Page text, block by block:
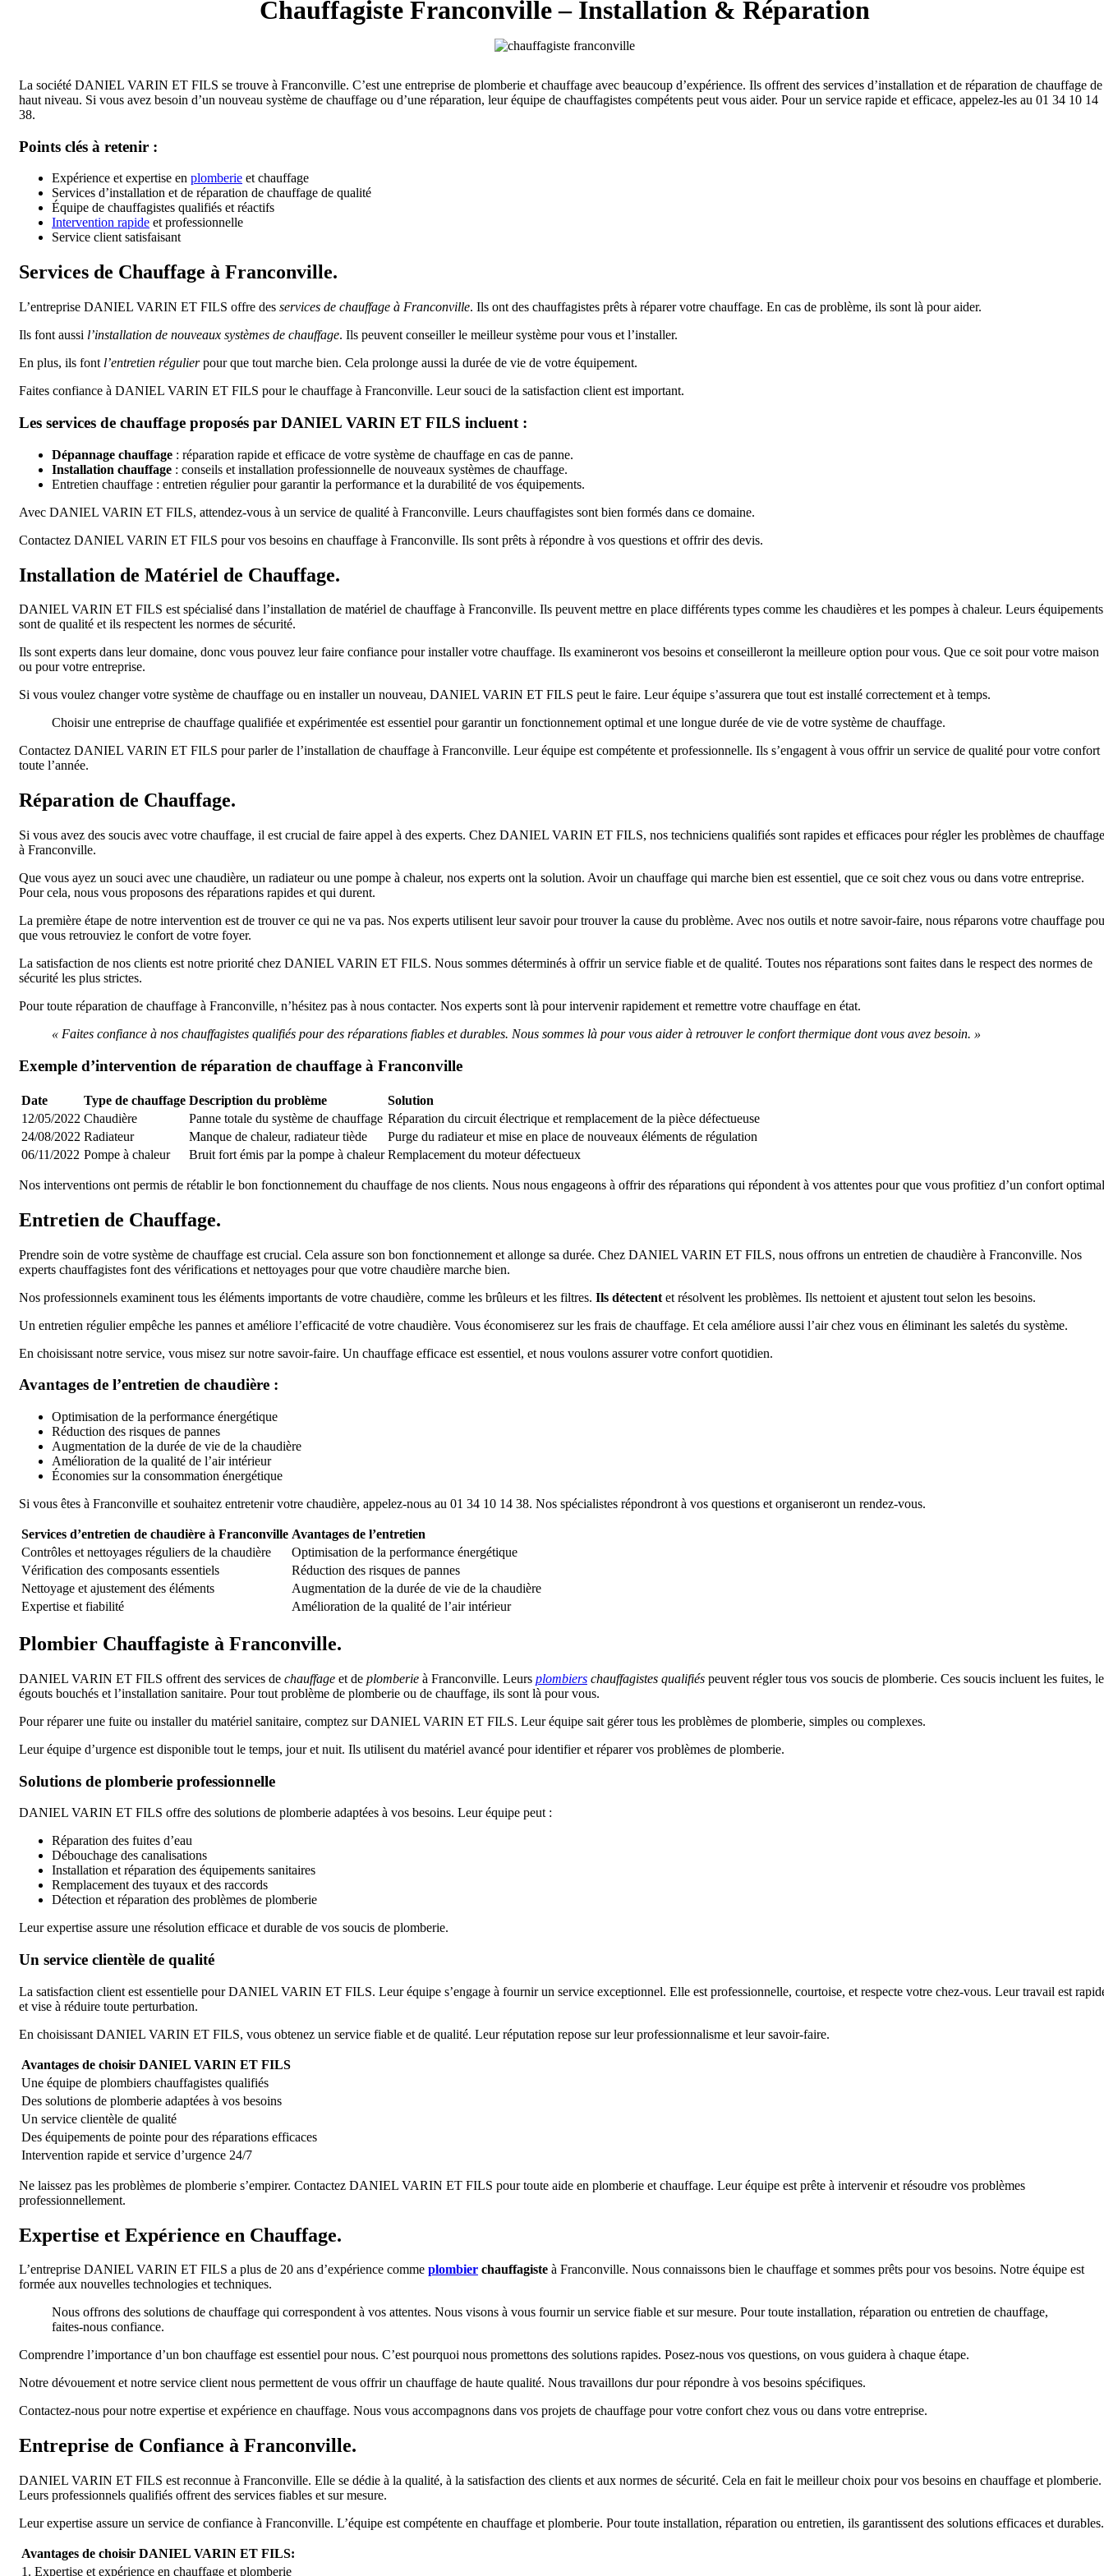
Chauffagiste Franconville – Installation & Réparation
La société DANIEL VARIN ET FILS se trouve à Franconville. C’est une entreprise de plomberie et chauffage avec beaucoup d’expérience. Ils offrent des services d’installation et de réparation de chauffage de
haut niveau. Si vous avez besoin d’un nouveau système de chauffage ou d’une réparation, leur équipe de chauffagistes compétents peut vous aider. Pour un service rapide et efficace, appelez-les au 01 34 10 14
38.
Points clés à retenir :
Expérience et expertise en plomberie et chauffage
Services d’installation et de réparation de chauffage de qualité
Équipe de chauffagistes qualifiés et réactifs
Intervention rapide et professionnelle
Service client satisfaisant
Services de Chauffage à Franconville.
L’entreprise DANIEL VARIN ET FILS offre des services de chauffage à Franconville. Ils ont des chauffagistes prêts à réparer votre chauffage. En cas de problème, ils sont là pour aider.
Ils font aussi l’installation de nouveaux systèmes de chauffage. Ils peuvent conseiller le meilleur système pour vous et l’installer.
En plus, ils font l’entretien régulierpour que tout marche bien. Cela prolonge aussi la durée de vie de votre équipement.
Faites confiance à DANIEL VARIN ET FILS pour le chauffage à Franconville. Leur souci de la satisfaction client est important.
Les services de chauffage proposés par DANIEL VARIN ET FILS incluent :
Dépannage chauffage : réparation rapide et efficace de votre système de chauffage en cas de panne.
Installation chauffage : conseils et installation professionnelle de nouveaux systèmes de chauffage.
Entretien chauffage : entretien régulier pour garantir la performance et la durabilité de vos équipements.
Avec DANIEL VARIN ET FILS, attendez-vous à un service de qualité à Franconville. Leurs chauffagistes sont bien formés dans ce domaine.
Contactez DANIEL VARIN ET FILS pour vos besoins en chauffage à Franconville. Ils sont prêts à répondre à vos questions et offrir des devis.
Installation de Matériel de Chauffage.
DANIEL VARIN ET FILS est spécialisé dans l’installation de matériel de chauffage à Franconville. Ils peuvent mettre en place différents types comme les chaudières et les pompes à chaleur. Leurs équipements
sont de qualité et ils respectent les normes de sécurité.
Ils sont experts dans leur domaine, donc vous pouvez leur faire confiance pour installer votre chauffage. Ils examineront vos besoins et conseilleront la meilleure option pour vous. Que ce soit pour votre maison
ou pour votre entreprise.
Si vous voulez changer votre système de chauffage ou en installer un nouveau, DANIEL VARIN ET FILS peut le faire. Leur équipe s’assurera que tout est installé correctement et à temps.
Choisir une entreprise de chauffage qualifiée et expérimentée est essentiel pour garantir un fonctionnement optimal et une longue durée de vie de votre système de chauffage.
Contactez DANIEL VARIN ET FILS pour parler de l’installation de chauffage à Franconville. Leur équipe est compétente et professionnelle. Ils s’engagent à vous offrir un service de qualité pour votre confort
toute l’année.
Réparation de Chauffage.
Si vous avez des soucis avec votre chauffage, il est crucial de faire appel à des experts. Chez DANIEL VARIN ET FILS, nos techniciens qualifiés sont rapides et efficaces pour régler les problèmes de chauffage
à Franconville.
Que vous ayez un souci avec une chaudière, un radiateur ou une pompe à chaleur, nos experts ont la solution. Avoir un chauffage qui marche bien est essentiel, que ce soit chez vous ou dans votre entreprise.
Pour cela, nous vous proposons des réparations rapides et qui durent.
La première étape de notre intervention est de trouver ce qui ne va pas. Nos experts utilisent leur savoir pour trouver la cause du problème. Avec nos outils et notre savoir-faire, nous réparons votre chauffage
que vous retrouviez le confort de votre foyer.
La satisfaction de nos clients est notre priorité chez DANIEL VARIN ET FILS. Nous sommes déterminés à offrir un service fiable et de qualité. Toutes nos réparations sont faites dans le respect des normes de
sécurité les plus strictes.
Pour toute réparation de chauffage à Franconville, n’hésitez pas à nous contacter. Nos experts sont là pour intervenir rapidement et remettre votre chauffage en état.
« Faites confiance à nos chauffagistes qualifiés pour des réparations fiables et durables. Nous sommes là pour vous aider à retrouver le confort thermique dont vous avez besoin. »
Exemple d’intervention de réparation de chauffage à Franconville
Date Type de chauffage Description du problème
Solution
12/05/2022 Chaudière Panne totale du système de chauffage Réparation du circuit électrique et remplacement de la pièce défectueuse
24/08/2022 Radiateur Manque de chaleur, radiateur tiède
Purge du radiateur et mise en place de nouveaux éléments de régulation
06/11/2022 Pompe à chaleur Bruit fort émis par la pompe à chaleur Remplacement du moteur défectueux
Nos interventions ont permis de rétablir le bon fonctionnement du chauffage de nos clients. Nous nous engageons à offrir des réparations qui répondent à vos attentes pour que vous profitiez d’un confort
Entretien de Chauffage.
Prendre soin de votre système de chauffage est crucial. Cela assure son bon fonctionnement et allonge sa durée. Chez DANIEL VARIN ET FILS, nous offrons un entretien de chaudière à Franconville. Nos
experts chauffagistes font des vérifications et nettoyages pour que votre chaudière marche bien.
Nos professionnels examinent tous les éléments importants de votre chaudière, comme les brûleurs et les filtres. Ils détectent et résolvent les problèmes. Ils nettoient et ajustent tout selon les besoins.
Un entretien régulier empêche les pannes et améliore l’efficacité de votre chaudière. Vous économiserez sur les frais de chauffage. Et cela améliore aussi l’air chez vous en éliminant les saletés du système.
En choisissant notre service, vous misez sur notre savoir-faire. Un chauffage efficace est essentiel, et nous voulons assurer votre confort quotidien.
Avantages de l’entretien de chaudière :
Optimisation de la performance énergétique
Réduction des risques de pannes
Augmentation de la durée de vie de la chaudière
Amélioration de la qualité de l’air intérieur
Économies sur la consommation énergétique
Si vous êtes à Franconville et souhaitez entretenir votre chaudière, appelez-nous au 01 34 10 14 38. Nos spécialistes répondront à vos questions et organiseront un rendez-vous.
Services d’entretien de chaudière à Franconville Avantages de l’entretien
Contrôles et nettoyages réguliers de la chaudière
Optimisation de la performance énergétique
Vérification des composants essentiels
Réduction des risques de pannes
Nettoyage et ajustement des éléments
Augmentation de la durée de vie de la chaudière
Expertise et fiabilité
Amélioration de la qualité de l’air intérieur
Plombier Chauffagiste à Franconville.
DANIEL VARIN ET FILS offrent des services de chauffage et de plomberie à Franconville. Leurs plombiers chauffagistes qualifiés peuvent régler tous vos soucis de plomberie. Ces soucis incluent les fuites,
égouts bouchés et l’installation sanitaire. Pour tout problème de plomberie ou de chauffage, ils sont là pour vous.
Pour réparer une fuite ou installer du matériel sanitaire, comptez sur DANIEL VARIN ET FILS. Leur équipe sait gérer tous les problèmes de plomberie, simples ou complexes.
Leur équipe d’urgence est disponible tout le temps, jour et nuit. Ils utilisent du matériel avancé pour identifier et réparer vos problèmes de plomberie.
Solutions de plomberie professionnelle
DANIEL VARIN ET FILS offre des solutions de plomberie adaptées à vos besoins. Leur équipe peut :
Réparation des fuites d’eau
Débouchage des canalisations
Installation et réparation des équipements sanitaires
Remplacement des tuyaux et des raccords
Détection et réparation des problèmes de plomberie
Leur expertise assure une résolution efficace et durable de vos soucis de plomberie.
Un service clientèle de qualité
La satisfaction client est essentielle pour DANIEL VARIN ET FILS. Leur équipe s’engage à fournir un service exceptionnel. Elle est professionnelle, courtoise, et respecte votre chez-vous. Leur travail est
et vise à réduire toute perturbation.
En choisissant DANIEL VARIN ET FILS, vous obtenez un service fiable et de qualité. Leur réputation repose sur leur professionnalisme et leur savoir-faire.
Avantages de choisir DANIEL VARIN ET FILS
Une équipe de plombiers chauffagistes qualifiés
Des solutions de plomberie adaptées à vos besoins
Un service clientèle de qualité
Des équipements de pointe pour des réparations efficaces
Intervention rapide et service d’urgence 24/7
Ne laissez pas les problèmes de plomberie s’empirer. Contactez DANIEL VARIN ET FILS pour toute aide en plomberie et chauffage. Leur équipe est prête à intervenir et résoudre vos problèmes
professionnellement.
Expertise et Expérience en Chauffage.
L’entreprise DANIEL VARIN ET FILS a plus de 20 ans d’expérience comme plombier chauffagiste à Franconville. Nous connaissons bien le chauffage et sommes prêts pour vos besoins. Notre équipe est
formée aux nouvelles technologies et techniques.
Nous offrons des solutions de chauffage qui correspondent à vos attentes. Nous visons à vous fournir un service fiable et sur mesure. Pour toute installation, réparation ou entretien de chauffage,
faites-nous confiance.
Comprendre l’importance d’un bon chauffage est essentiel pour nous. C’est pourquoi nous promettons des solutions rapides. Posez-nous vos questions, on vous guidera à chaque étape.
Notre dévouement et notre service client nous permettent de vous offrir un chauffage de haute qualité. Nous travaillons dur pour répondre à vos besoins spécifiques.
Contactez-nous pour notre expertise et expérience en chauffage. Nous vous accompagnons dans vos projets de chauffage pour votre confort chez vous ou dans votre entreprise.
Entreprise de Confiance à Franconville.
DANIEL VARIN ET FILS est reconnue à Franconville. Elle se dédie à la qualité, à la satisfaction des clients et aux normes de sécurité. Cela en fait le meilleur choix pour vos besoins en chauffage et plomberie.
Leurs professionnels qualifiés offrent des services fiables et sur mesure.
Leur expertise assure un service de confiance à Franconville. L’équipe est compétente en chauffage et plomberie. Pour toute installation, réparation ou entretien, ils garantissent des solutions efficaces et durables.
Avantages de choisir DANIEL VARIN ET FILS:
1. Expertise et expérience en chauffage et plomberie